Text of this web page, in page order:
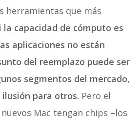
herramientas que más
la capacidad de cómputo es
aplicaciones no están
del reemplazo puede ser
segmentos del mercado,
para otros. Pero el
Mac tengan chips –los